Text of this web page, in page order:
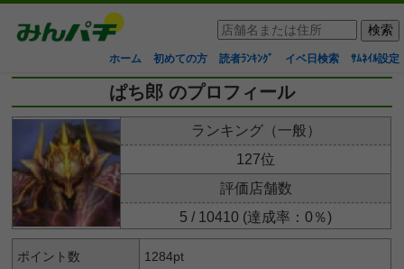
ホーム 初めての方 読者ﾗﾝｷﾝｸﾞ イベ日検索 ｻﾑﾈｲﾙ設定
ぱち郎 のプロフィール
ランキング（一般）
127位
評価店舗数
5 / 10410 (達成率：0％)
ポイント数 1284pt